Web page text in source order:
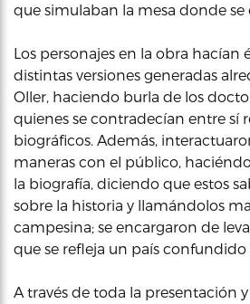
que simulaban la mesa donde
Los personajes en la obra hacían
distintas versiones generadas
Oller, haciendo burla de los
quienes se contradecían entre sí
biográficos. Además,
maneras con el público,
la biografía, diciendo que estos
sobre la historia y llamándolos
campesina; se encargaron de
que se refleja un país confundido
A través de toda la presentación